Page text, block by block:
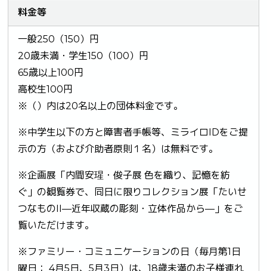
料金等
一般250（150）円
20歳未満・学生150（100）円
65歳以上100円
高校生100円
※（）内は20名以上の団体料金です。
※中学生以下の方と障害者手帳等、ミライロIDをご提
示の方（および介助者原則１名）は無料です。
※企画展「内間安瑆・俊子展 色を織り、記憶を紡
ぐ」の観覧券で、同日に限りコレクション展「たいせ
つなものII—近年収蔵の彫刻・立体作品から—」をご
覧いただけます。
※ファミリー・コミュニケーションの日（毎月第1日
曜日： 4月5日、5月3日）は、18歳未満のお子様連れ